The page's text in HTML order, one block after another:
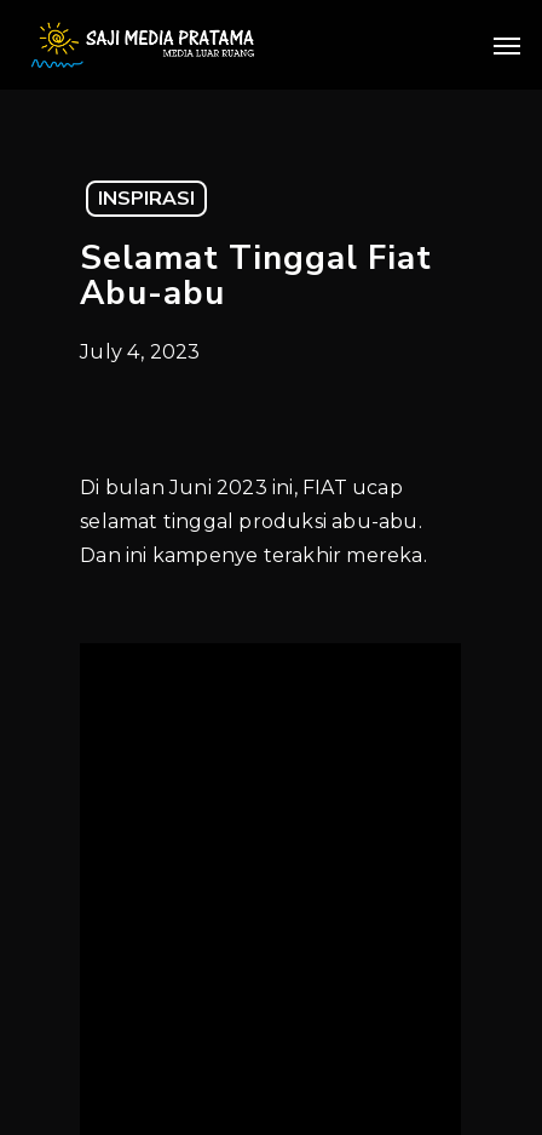
INSPIRASI
Selamat Tinggal Fiat
Abu-abu
July 4, 2023
Di bulan Juni 2023 ini, FIAT ucap
selamat tinggal produksi abu-abu.
Dan ini kampenye terakhir mereka.